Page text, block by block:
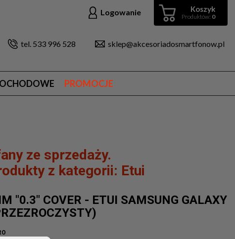
Koszyk
Produktów: 0
Logowanie
tel. 533 996 528 sklep@akcesoriadosmartfonow.pl
PROMOCJE
ze sprzedaży.
z kategorii: Etui
"0.3" COVER - ETUI SAMSUNG GALAXY